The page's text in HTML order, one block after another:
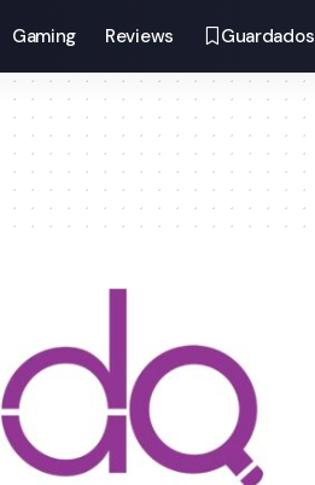
Gaming Reviews Guardados